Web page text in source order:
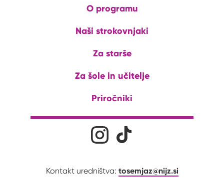
O programu
Naši strokovnjaki
Za starše
Za šole in učitelje
Priročniki
Družabna omrežja
Kontakt uredništva: tosemjaz@nijz.si